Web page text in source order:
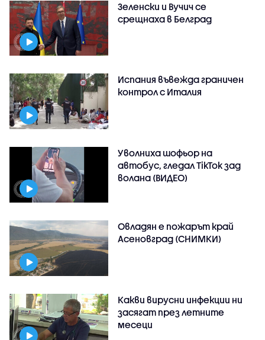
Зеленски и Вучич се
срещнаха в Белград
Испания въвежда граничен
контрол с Италия
Уволниха шофьор на
автобус, гледал TikTok зад
волана (ВИДЕО)
Овладян е пожарът край
Асеновград (СНИМКИ)
Какви вирусни инфекции ни
засягат през летните
месеци